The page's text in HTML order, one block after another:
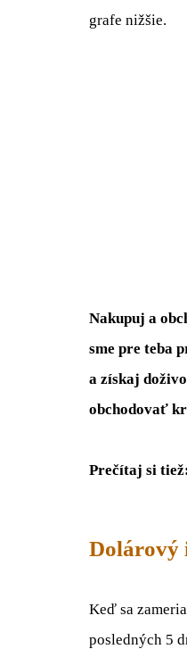
grafe nižšie.
Nakupuj a
sme pre teba
a získaj
obchodovať
Prečítaj si
Dolárový
Keď sa
posledných 5